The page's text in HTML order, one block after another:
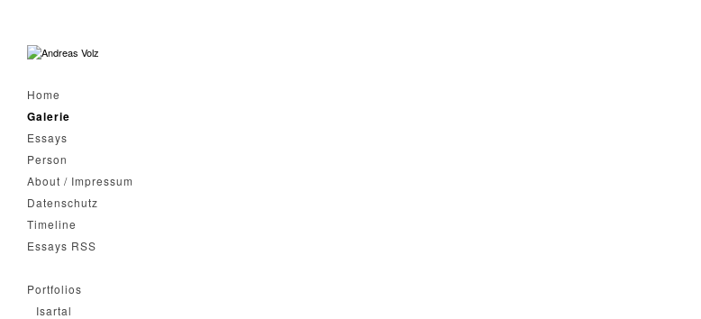
Home
Galerie
Essays
Person
About / Impressum
Datenschutz
Timeline
Essays RSS
Portfolios
Isartal